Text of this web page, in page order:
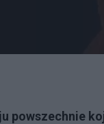
powszechnie